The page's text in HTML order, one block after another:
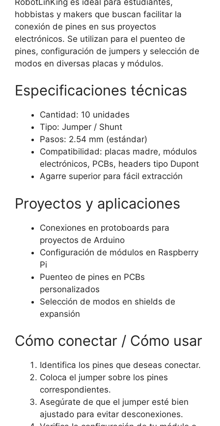
hobbistas y makers que buscan facilitar la
conexión de pines en sus proyectos
electrónicos. Se utilizan para el puenteo de
pines, configuración de jumpers y selección de
modos en diversas placas y módulos.
Especificaciones técnicas
Cantidad: 10 unidades
Tipo: Jumper / Shunt
Pasos: 2.54 mm (estándar)
Compatibilidad: placas madre, módulos
electrónicos, PCBs, headers tipo Dupont
Agarre superior para fácil extracción
Proyectos y aplicaciones
Conexiones en protoboards para
proyectos de Arduino
Configuración de módulos en Raspberry
Pi
Puenteo de pines en PCBs
personalizados
Selección de modos en shields de
expansión
Cómo conectar / Cómo usar
Identifica los pines que deseas conectar.
Coloca el jumper sobre los pines
correspondientes.
Asegúrate de que el jumper esté bien
ajustado para evitar desconexiones.